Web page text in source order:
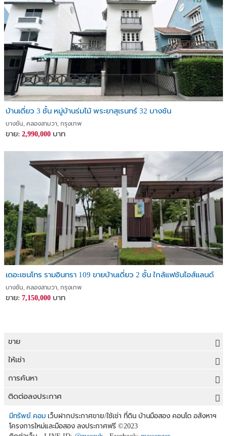
บ้านเดี่ยว 3 ชั้น หมู่บ้านร่มไม้ พระยาสุเรนทร์ 32 บางชัน
บางชัน, คลองสามวา, กรุงเทพ
ขาย: 2,990,000 บาท
เดอะเซนโทร รามอินทรา 109 ขายบ้านเดี่ยว 2 ชั้น ใกล้แฟชันไอส์แลนด์
บางชัน, คลองสามวา, กรุงเทพ
ขาย: 7,150,000 บาท
ขาย
ขายที่ดิน
ขายบ้าน
ขายคอนโด
ขายอาคารพาณิชย์
ให้เช่า
ให้เช่าที่ดิน
ให้เช่าบ้าน
ให้เช่าคอนโด
ให้เช่าทาวน์เฮาส์
การค้นหา
ขายที่ดิน
ประกาศขายที่ดิน
ที่ดินราคาถูก
ติดต่อลงประกาศ
ลงประกาศขายฟรี
ลงประกาศให้เช่าฟรี
มีทรัพย์.คอม เว็บฝากประกาศขาย/ใช้เช่า ที่ดิน บ้านมือสอง คอนโด อสังหาฯ
โครงการใหม่และมือสอง ลงประกาศฟรี ©2023